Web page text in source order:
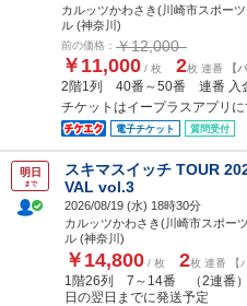
カルッツかわさき(川崎市スポー
ル (神奈川)
前の価格： ￥12,000
￥11,000 / 枚 2枚 連番 【
2階1列 40番～50番 連番 入
チケットはイープラスアプリ
電子チケット 質問受付
明日
まで
スキマスイッチ TOUR
VAL vol.3
2026/08/19 (水) 18時30分
カルッツかわさき(川崎市スポー
ル (神奈川)
￥14,800 / 枚 2枚 連番 【
1階26列 7～14番 （2連番）
日の翌日までに発送予定